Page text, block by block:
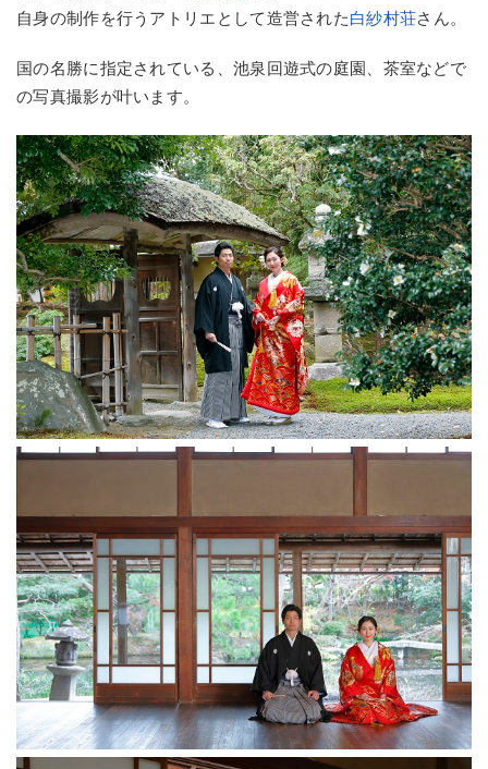
自身の制作を行うアトリエとして造営された白紗村荘さん。
国の名勝に指定されている、池泉回遊式の庭園、茶室などで
の写真撮影が叶います。